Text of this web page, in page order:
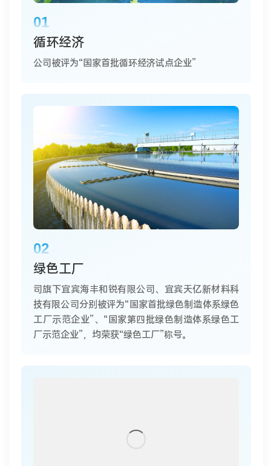
01
循环经济
公司被评为“国家首批循环经济试点企业”
02
绿色工厂
司旗下宜宾海丰和锐有限公司、宜宾天亿新材料科
技有限公司分别被评为“国家首批绿色制造体系绿色
工厂示范企业”、“国家第四批绿色制造体系绿色工
厂示范企业”，均荣获“绿色工厂”称号。